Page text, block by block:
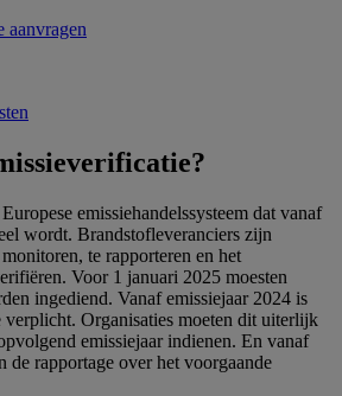
aanvragen
emissiehandelssysteem dat vanaf
wordt. Brandstofleveranciers zijn
te rapporteren en het
Voor 1 januari 2025 moesten
ingediend. Vanaf emissiejaar 2024 is
verplicht. Organisaties moeten dit uiterlijk
emissiejaar indienen. En vanaf
de rapportage over het voorgaande